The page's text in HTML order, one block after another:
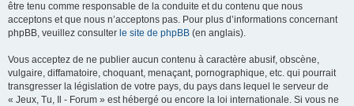
être tenu comme responsable de la conduite et du contenu que nous
acceptons et que nous n’acceptons pas. Pour plus d’informations concernant
phpBB, veuillez consulter le site de phpBB (en anglais).
Vous acceptez de ne publier aucun contenu à caractère abusif, obscène,
vulgaire, diffamatoire, choquant, menaçant, pornographique, etc. qui pourrait
transgresser la législation de votre pays, du pays dans lequel le serveur de
« Jeux, Tu, Il - Forum » est hébergé ou encore la loi internationale. Si vous ne